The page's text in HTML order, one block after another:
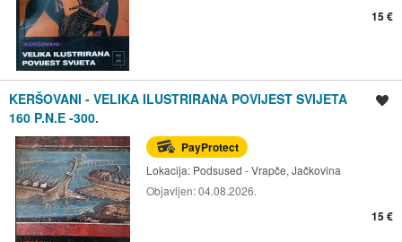
15 €
KERŠOVANI - VELIKA ILUSTRIRANA POVIJEST SVIJETA
160 P.N.E -300.
PayProtect
Lokacija: Podsused - Vrapče, Jačkovina
Objavljen:04.08.2026.
15 €